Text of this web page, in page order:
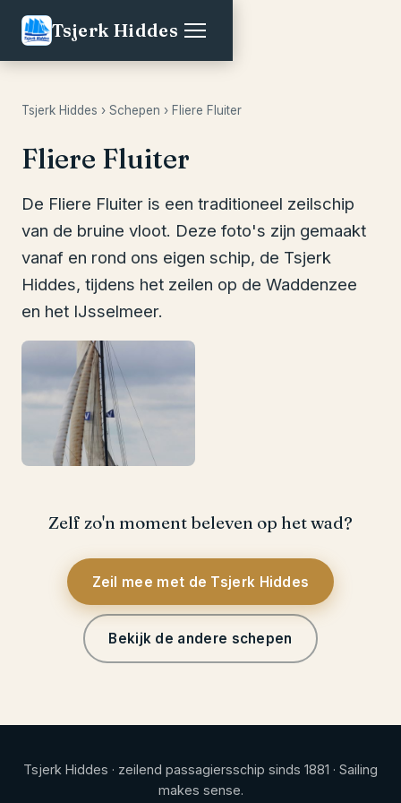
Tsjerk Hiddes
Tsjerk Hiddes › Schepen › Fliere Fluiter
Fliere Fluiter
De Fliere Fluiter is een traditioneel zeilschip
van de bruine vloot. Deze foto's zijn gemaakt
vanaf en rond ons eigen schip, de Tsjerk
Hiddes, tijdens het zeilen op de Waddenzee
en het IJsselmeer.
Zelf zo'n moment beleven op het wad?
Zeil mee met de Tsjerk Hiddes
Bekijk de andere schepen
Tsjerk Hiddes · zeilend passagiersschip sinds 1881 · Sailing
makes sense.